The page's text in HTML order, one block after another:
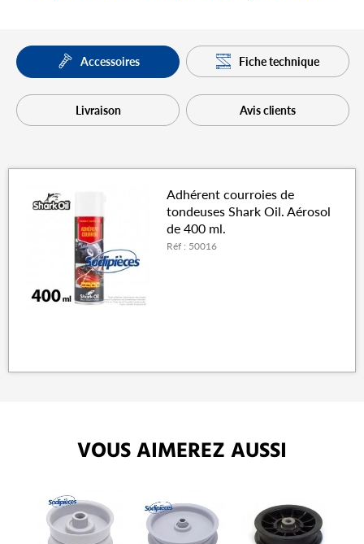
Accessoires Fiche technique
Livraison Avis clients
Adhérent courroies de
tondeuses Shark Oil. Aérosol
de 400 ml.
Réf : 50016
VOUS AIMEREZ AUSSI